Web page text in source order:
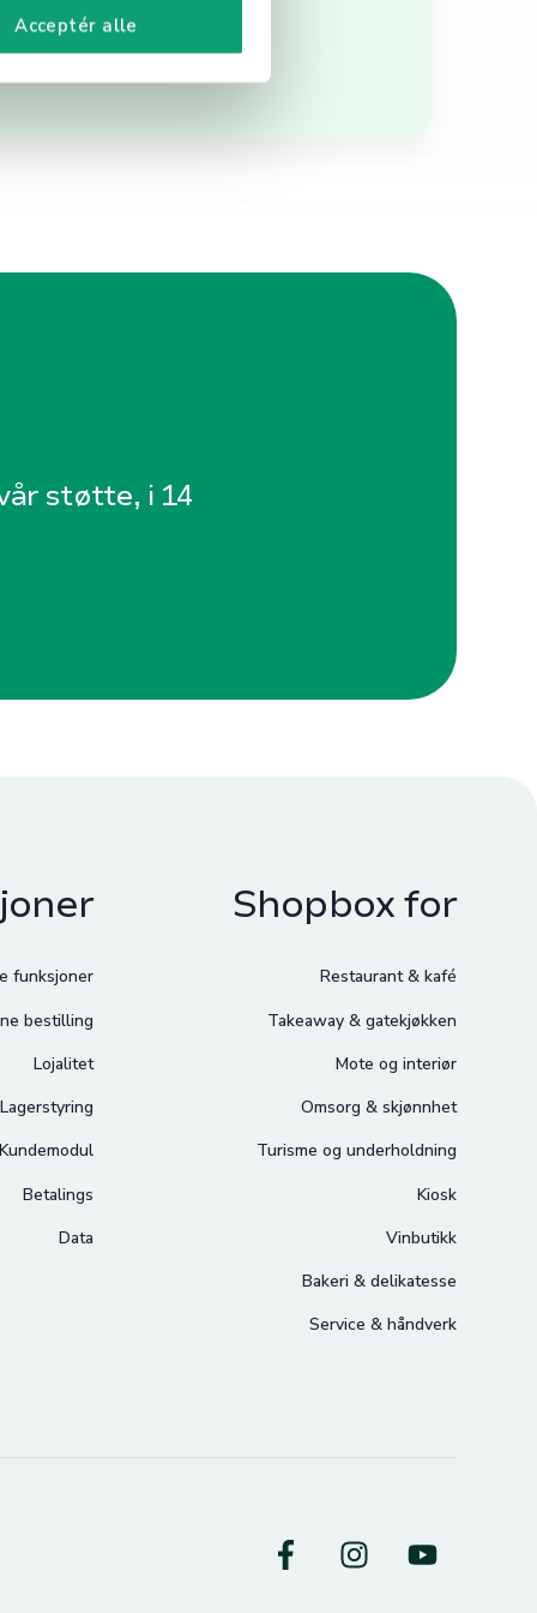
Acceptér alle
støtte, i 14
funksjoner
bestilling
Lojalitet
Lagerstyring
Betalings
Data
Shopbox for
Restaurant & kafé
Takeaway & gatekjøkken
Mote og interiør
Omsorg & skjønnhet
Turisme og underholdning
Kiosk
Vinbutikk
Bakeri & delikatesse
Service & håndverk